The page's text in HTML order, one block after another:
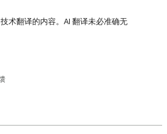
术翻译的内容。AI 翻译未必准确无